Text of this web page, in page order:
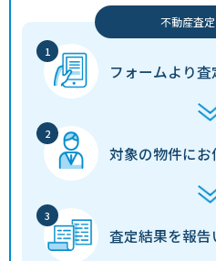
不動産査
フォームより査
対象の物件にお
査定結果を報告